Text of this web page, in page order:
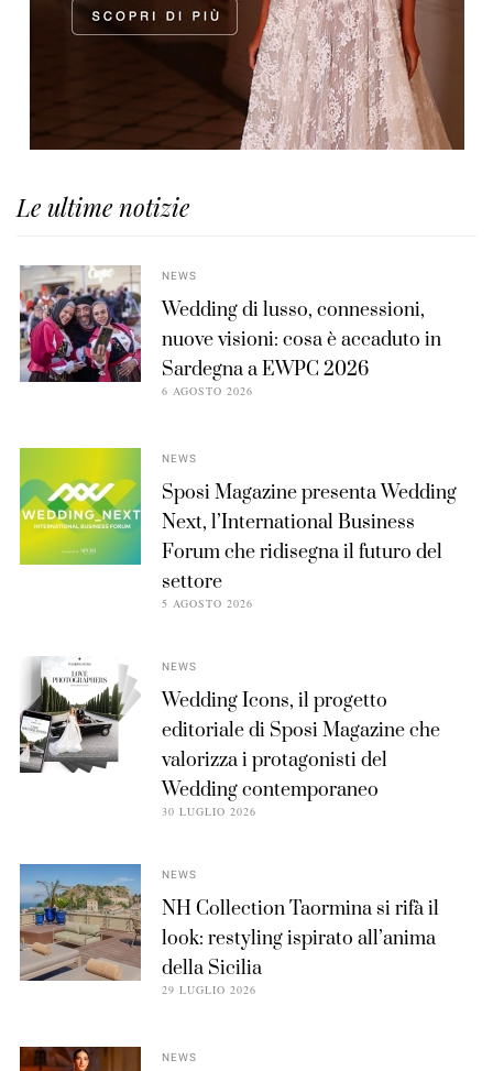
Le ultime notizie
NEWS
Wedding di lusso, connessioni,
nuove visioni: cosa è accaduto in
Sardegna a EWPC 2026
6 AGOSTO 2026
NEWS
Sposi Magazine presenta Wedding
Next, l’International Business
Forum che ridisegna il futuro del
settore
5 AGOSTO 2026
NEWS
Wedding Icons, il progetto
editoriale di Sposi Magazine che
valorizza i protagonisti del
Wedding contemporaneo
30 LUGLIO 2026
NEWS
NH Collection Taormina si rifà il
look: restyling ispirato all’anima
della Sicilia
29 LUGLIO 2026
NEWS